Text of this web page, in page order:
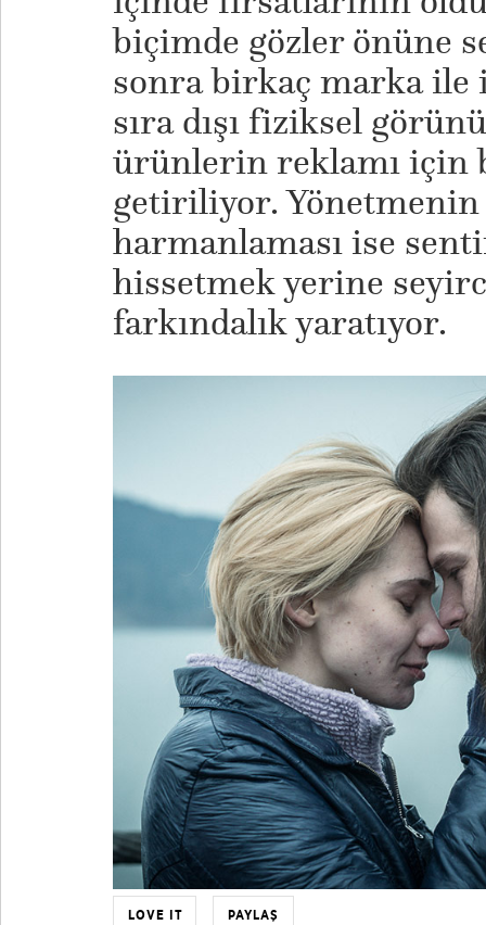
biçimde gözler önüne
sonra birkaç marka
sıra dışı fiziksel
ürünlerin reklamı için
getiriliyor.
harmanlaması ise
hissetmek yerine
farkındalık yaratıyor.
LOVE IT PAYLAŞ